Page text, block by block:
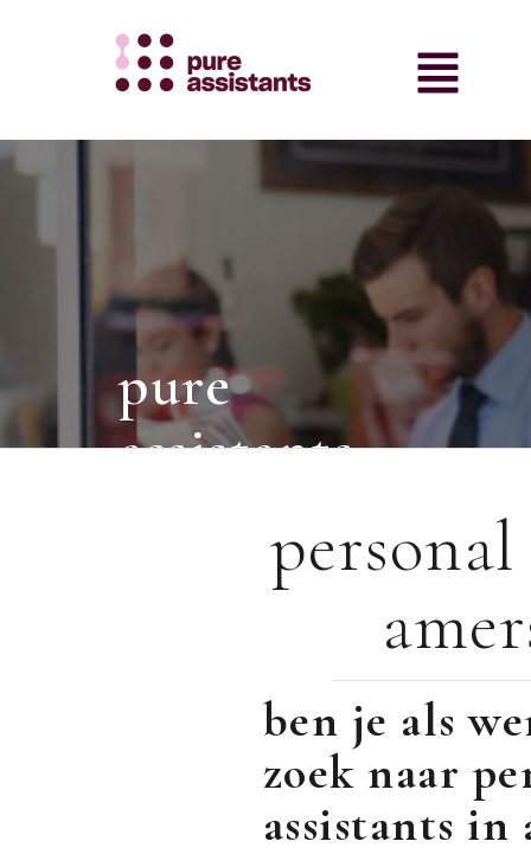
pure
assistants
assistants &
secretaresses
ben je als
zoek naar
assistants in